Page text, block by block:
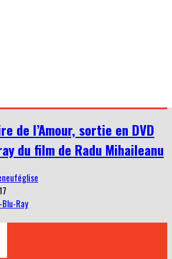
de l’Amour, sortie en DVD
du film de Radu Mihaileanu
Ray